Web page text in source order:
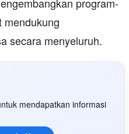
mendukung
secara menyeluruh.
mendapatkan informasi